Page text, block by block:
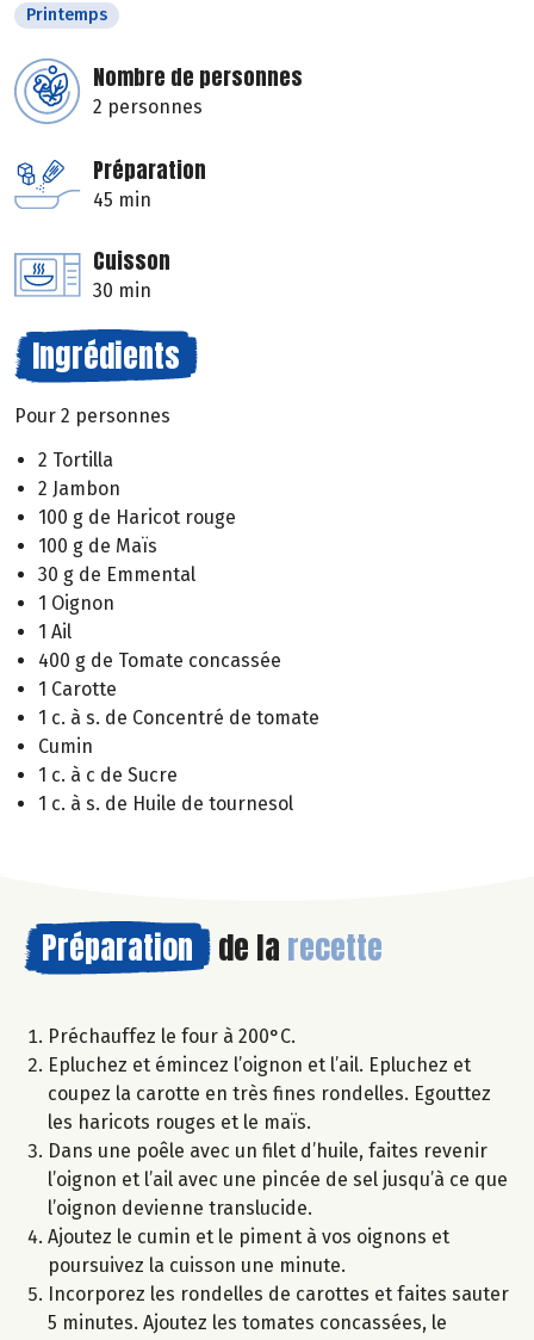
Printemps
Nombre de personnes
2 personnes
Préparation
45 min
Cuisson
30 min
Ingrédients
Pour 2 personnes
2 Tortilla
2 Jambon
100 g de Haricot rouge
100 g de Maïs
30 g de Emmental
1 Oignon
1 Ail
400 g de Tomate concassée
1 Carotte
1 c. à s. de Concentré de tomate
Cumin
1 c. à c de Sucre
1 c. à s. de Huile de tournesol
Préparation de la recette
Préchauffez le four à 200°C.
Epluchez et émincez l’oignon et l’ail. Epluchez et
coupez la carotte en très fines rondelles. Egouttez
les haricots rouges et le maïs.
Dans une poêle avec un filet d’huile, faites revenir
l’oignon et l’ail avec une pincée de sel jusqu’à ce que
l’oignon devienne translucide.
Ajoutez le cumin et le piment à vos oignons et
poursuivez la cuisson une minute.
Incorporez les rondelles de carottes et faites sauter
5 minutes. Ajoutez les tomates concassées, le